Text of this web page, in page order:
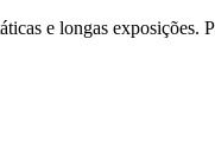
e longas exposições.